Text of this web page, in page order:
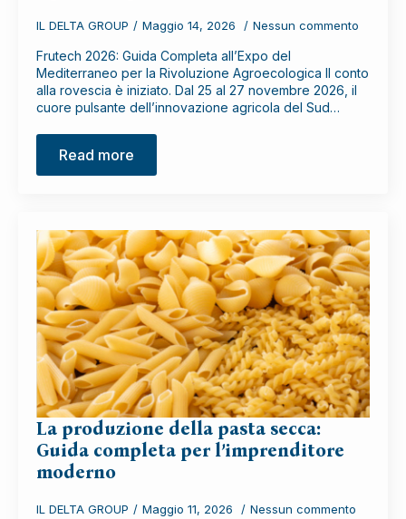
IL DELTA GROUP Maggio 14, 2026 Nessun commento
Frutech 2026: Guida Completa all’Expo del
Mediterraneo per la Rivoluzione Agroecologica Il conto
alla rovescia è iniziato. Dal 25 al 27 novembre 2026, il
cuore pulsante dell’innovazione agricola del Sud…
Read more
La produzione della pasta secca:
Guida completa per l’imprenditore
moderno
IL DELTA GROUP Maggio 11, 2026 Nessun commento